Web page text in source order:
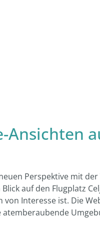
Perspektive mit der
auf den Flugplatz
Interesse ist. Die